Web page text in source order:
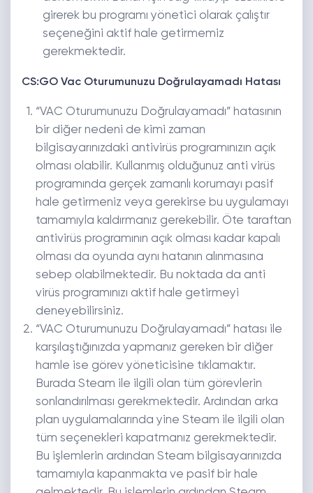
girerek bu programı yönetici olarak çalıştır
seçeneğini aktif hale getirmemiz
gerekmektedir.
CS:GO Vac Oturumunuzu Doğrulayamadı Hatası
“VAC Oturumunuzu Doğrulayamadı” hatasının
bir diğer nedeni de kimi zaman
bilgisayarınızdaki antivirüs programınızın açık
olması olabilir. Kullanmış olduğunuz anti virüs
programında gerçek zamanlı korumayı pasif
hale getirmeniz veya gerekirse bu uygulamayı
tamamıyla kaldırmanız gerekebilir. Öte taraftan
antivirüs programının açık olması kadar kapalı
olması da oyunda aynı hatanın alınmasına
sebep olabilmektedir. Bu noktada da anti
virüs programınızı aktif hale getirmeyi
deneyebilirsiniz.
“VAC Oturumunuzu Doğrulayamadı” hatası ile
karşılaştığınızda yapmanız gereken bir diğer
hamle ise görev yöneticisine tıklamaktır.
Burada Steam ile ilgili olan tüm görevlerin
sonlandırılması gerekmektedir. Ardından arka
plan uygulamalarında yine Steam ile ilgili olan
tüm seçenekleri kapatmanız gerekmektedir.
Bu işlemlerin ardından Steam bilgisayarınızda
tamamıyla kapanmakta ve pasif bir hale